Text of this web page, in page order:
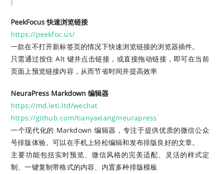
PeekFocus 快速浏览链接
https://peekfoc.us/
一款在不打开新标签页的情况下快速浏览链接的浏览器插件。
只需通过按住 Alt 键并点击链接，或直接拖动链接，即可在当前
页面上预览链接内容，从而节省时间并提高效率
NeuraPress Markdown 编辑器
https://md.leti.ltd/wechat
https://github.com/tianyaxiang/neurapress
一个现代化的 Markdown 编辑器，专注于提供优质的微信公众
号排版体验。可以在手机上轻松编辑和发布排版良好的文章。
主要功能包括实时预览、微信风格的完美适配、灵活的样式定
制、一键复制带格式的内容、内置多种排版模板